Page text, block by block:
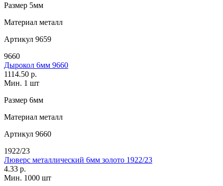
Размер 5мм
Материал металл
Артикул 9659
9660
Дырокол 6мм 9660
1114.50 р.
Мин. 1 шт
Размер 6мм
Материал металл
Артикул 9660
1922/23
Люверс металлический 6мм золото 1922/23
4.33 р.
Мин. 1000 шт